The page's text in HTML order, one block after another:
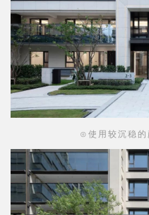
注重雕琢细节。抽象某些
金属等材料展现。并用模
致，在最终效果上追求现